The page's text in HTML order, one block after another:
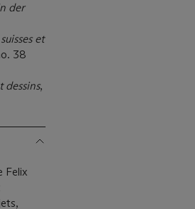
der
et
38
dessins,
Felix